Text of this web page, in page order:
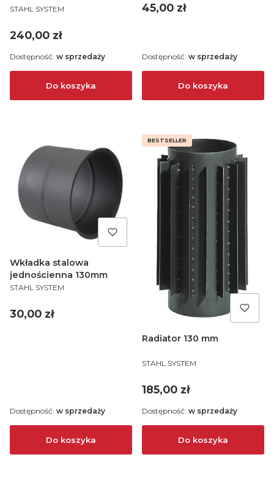
PRODUCENT
STAHL SYSTEM
Cena
240,00 zł
Do koszyka
Dostępność: w sprzedaży
Cena
45,00 zł
Do koszyka
Dostępność: w sprzedaży
Wkładka stalowa
jednościenna 130mm
PRODUCENT
STAHL SYSTEM
Cena
30,00 zł
Do koszyka
Dostępność: w sprzedaży
BESTSELLER
Radiator 130 mm
PRODUCENT
STAHL SYSTEM
Cena
185,00 zł
Do koszyka
Dostępność: w sprzedaży